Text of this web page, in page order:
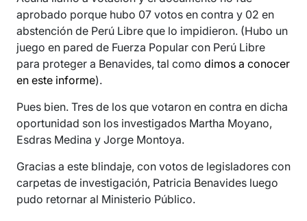
aprobado porque hubo 07 votos en contra y 02 en
abstención de Perú Libre que lo impidieron. (Hubo un
juego en pared de Fuerza Popular con Perú Libre
para proteger a Benavides, tal como dimos a conocer
en este informe).
Pues bien. Tres de los que votaron en contra en dicha
oportunidad son los investigados Martha Moyano,
Esdras Medina y Jorge Montoya.
Gracias a este blindaje, con votos de legisladores con
carpetas de investigación, Patricia Benavides luego
pudo retornar al Ministerio Público.